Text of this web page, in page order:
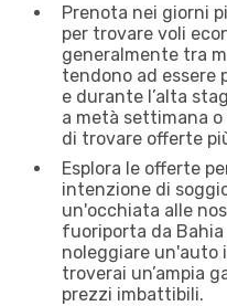
Prenota nei giorni
per trovare voli
generalmente tra
tendono ad essere
e durante l’alta
a metà settimana
di trovare offerte
Esplora le offerte
intenzione di
un'occhiata alle
fuoriporta da Bahia
noleggiare un'auto
troverai un’ampia
prezzi imbattibili.